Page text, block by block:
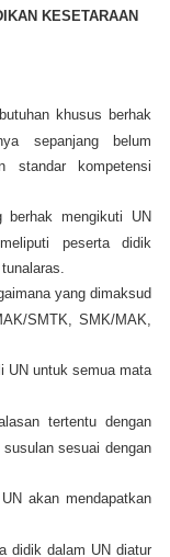
KESETARAAN
khusus berhak
sepanjang belum
standar kompetensi
berhak mengikuti UN
peserta didik
yang dimaksud
SMTK, SMK/MAK,
UN untuk semua mata
tertentu dengan
sesuai dengan
akan mendapatkan
didik dalam UN diatur